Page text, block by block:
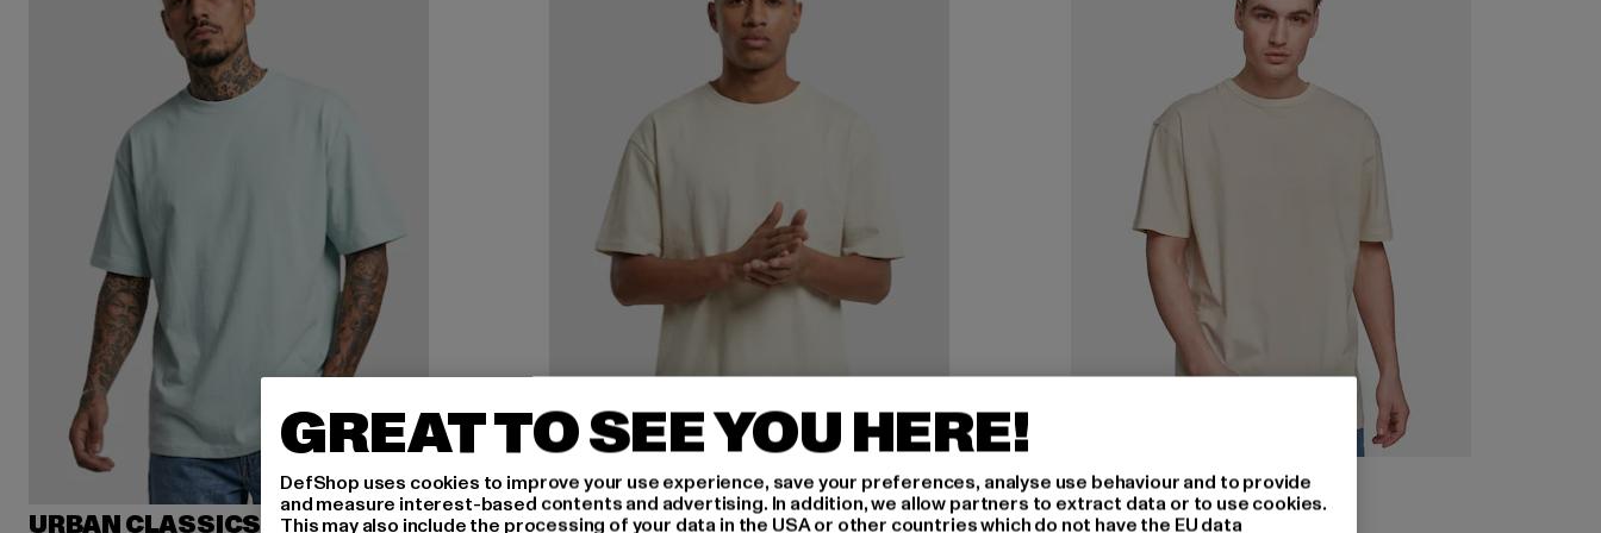
URBAN CLASSICS URBAN CLASSICS
URBAN CLASSICS
Oversized
GREAT TO SEE YOU HERE!
DefShop uses cookies to improve your use experience, save your preferences, analyse use behaviour and to provide
and measure interest-based contents and advertising. In addition, we allow partners to extract data or to use cookies.
This may also include the processing of your data in the USA or other countries which do not have the EU data